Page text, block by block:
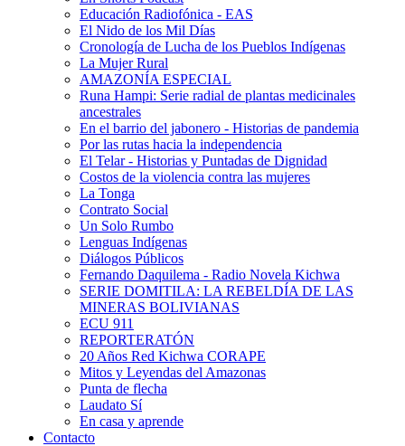
Educación Radiofónica - EAS
El Nido de los Mil Días
Cronología de Lucha de los Pueblos Indígenas
La Mujer Rural
AMAZONÍA ESPECIAL
Runa Hampi: Serie radial de plantas medicinales
ancestrales
En el barrio del jabonero - Historias de pandemia
Por las rutas hacia la independencia
El Telar - Historias y Puntadas de Dignidad
Costos de la violencia contra las mujeres
La Tonga
Contrato Social
Un Solo Rumbo
Lenguas Indígenas
Diálogos Públicos
Fernando Daquilema - Radio Novela Kichwa
SERIE DOMITILA: LA REBELDÍA DE LAS
MINERAS BOLIVIANAS
ECU 911
REPORTERATÓN
20 Años Red Kichwa CORAPE
Mitos y Leyendas del Amazonas
Punta de flecha
Laudato Sí
En casa y aprende
Contacto